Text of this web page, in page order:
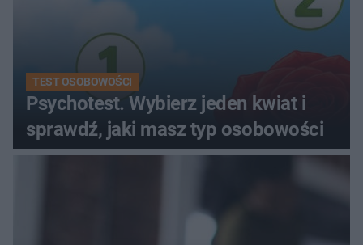
TEST OSOBOWOŚCI
Psychotest. Wybierz jeden kwiat i
sprawdź, jaki masz typ osobowości